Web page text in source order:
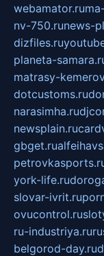
webamator.ru
nv-750.runews-
dizfiles.ru
planeta-
matrasy-
dotcustoms.ru
narasimha.ru
newsplain.ru
gbget.ru
york-life.ru
slovar-ivrit.ru
ovucontrol.ru
ru-industriya.ru
belgorod-day.ru